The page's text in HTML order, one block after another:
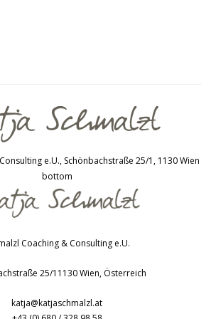
e.U., Schönbachstraße 25/1, 1130 Wien
bottom
Coaching & Consulting e.U.
25/1 1130 Wien, Österreich
katja@katjaschmalzl.at